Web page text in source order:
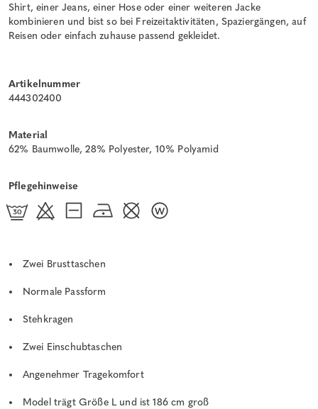
Shirt, einer Jeans, einer Hose oder einer weiteren Jacke
kombinieren und bist so bei Freizeitaktivitäten, Spaziergängen, auf
Reisen oder einfach zuhause passend gekleidet.
Artikelnummer
444302400
Material
62% Baumwolle, 28% Polyester, 10% Polyamid
Pflegehinweise
Zwei Brusttaschen
Normale Passform
Stehkragen
Zwei Einschubtaschen
Angenehmer Tragekomfort
Model trägt Größe L und ist 186 cm groß